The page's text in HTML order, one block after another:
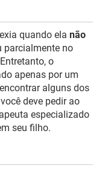
quando ela não
parcialmente no
o
apenas por um
alguns dos
deve pedir ao
especializado
seu filho.